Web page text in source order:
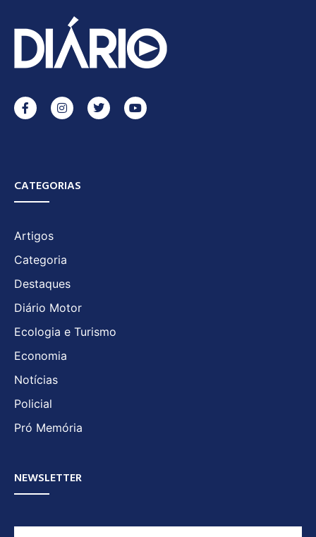
CATEGORIAS
Artigos
Categoria
Destaques
Diário Motor
Ecologia e Turismo
Economia
Notícias
Policial
Pró Memória
NEWSLETTER